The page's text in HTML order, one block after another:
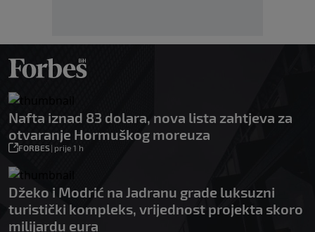
Nafta iznad 83 dolara, nova lista zahtjeva za
otvaranje Hormuškog moreuza
FORBES| prije 1 h
Džeko i Modrić na Jadranu grade luksuzni
turistički kompleks, vrijednost projekta skoro
milijardu eura